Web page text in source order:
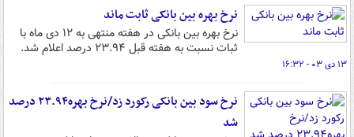
نرخ بهره بین بانکی ثابت ماند
نرخ بهره بین بانکی در هفته منتهی به ۱۲ دی ماه با
ثبات نسبت به هفته قبل ۲۳.۹۴ درصد اعلام شد.
۱۳ دی ۰۳ - ۱۶:۳۲
نرخ سود بین بانکی رکورد زد/نرخ بهره۲۳.۹۴ درصد
شد